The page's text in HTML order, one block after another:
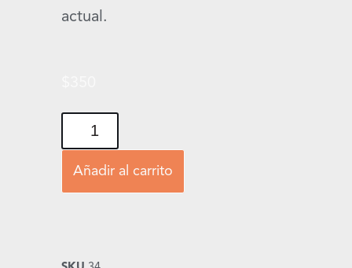
actual.
Añadir al carrito